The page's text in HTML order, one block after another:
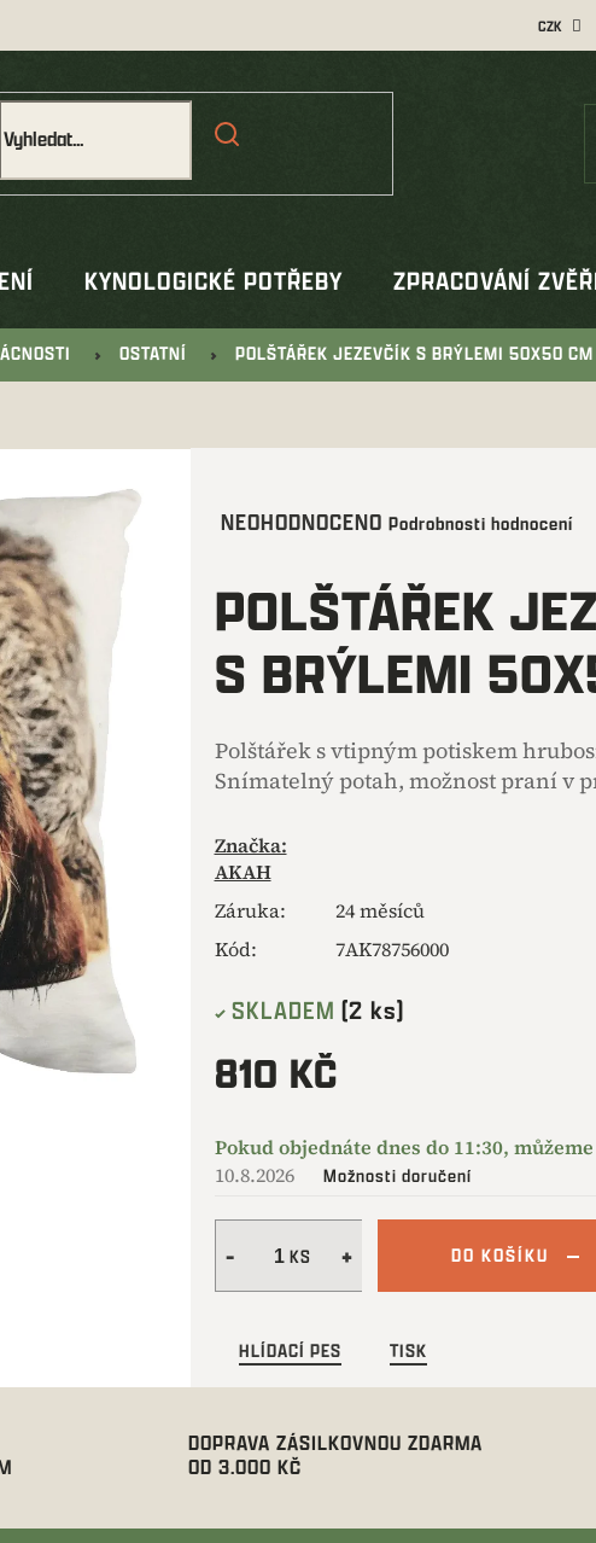
CZK
KYNOLOGICKÉ POTŘEBY ZPRACOVÁNÍ
OSTATNÍ POLŠTÁŘEK JEZEVČÍK S BRÝLEMI 50X50 CM
Průměrné
je
0,0
z
5
NEOHODNOCENO Podrobnosti hodnocení
POLŠTÁŘEK
S BRÝLEMI
Polštářek s vtipným potiskem
Snímatelný potah, možnost praní v
Značka:
AKAH
Záruka:
24 měsíců
Kód:
7AK78756000
SKLADEM (2 ks)
810 KČ
cena:
10.8.2026 Možnosti doručení
DO KOŠÍKU
HLÍDACÍ PES TISK
DOPRAVA ZÁSILKOVNOU ZDARMA
OD 3.000 KČ